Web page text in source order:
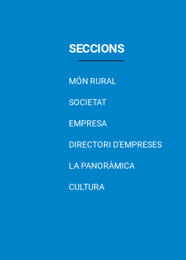
SECCIONS
MÓN RURAL
SOCIETAT
EMPRESA
DIRECTORI D'EMPRESES
LA PANORÀMICA
CULTURA